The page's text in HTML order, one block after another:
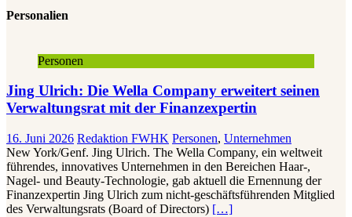
Personalien
Personen
Jing Ulrich: Die Wella Company erweitert seinen
Verwaltungsrat mit der Finanzexpertin
16. Juni 2026 Redaktion FWHK Personen, Unternehmen
New York/Genf. Jing Ulrich. The Wella Company, ein weltweit
führendes, innovatives Unternehmen in den Bereichen Haar-,
Nagel- und Beauty-Technologie, gab aktuell die Ernennung der
Finanzexpertin Jing Ulrich zum nicht-geschäftsführenden Mitglied
des Verwaltungsrats (Board of Directors) […]